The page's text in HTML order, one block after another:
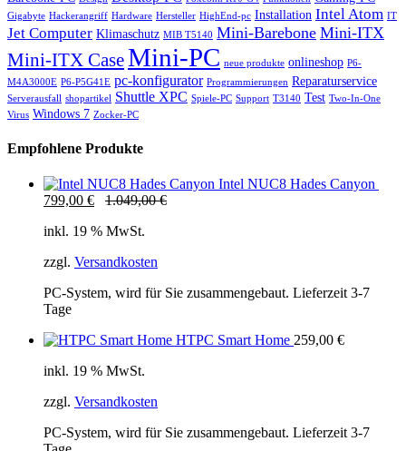
Gigabyte Hackerangriff Hardware Hersteller HighEnd-pc Installation Intel Atom IT
Jet Computer Klimaschutz MIB T5140 Mini-Barebone Mini-ITX
Mini-ITX CaseMini-PC neue produkte onlineshop P6-
M4A3000E P6-P5G41E pc-konfigurator Programmierungen Reparaturservice
Serverausfall shopartikel Shuttle XPC Spiele-PC Support T3140 Test Two-In-One
Virus Windows 7 Zocker-PC
Empfohlene Produkte
Intel NUC8 Hades Canyon
799,00 € 1.049,00€
inkl. 19 % MwSt.
zzgl. Versandkosten
PC-System, wird für Sie zusammengebaut. Lieferzeit 3-7
Tage
HTPC Smart Home 259,00 €
inkl. 19 % MwSt.
zzgl. Versandkosten
PC-System, wird für Sie zusammengebaut. Lieferzeit 3-7